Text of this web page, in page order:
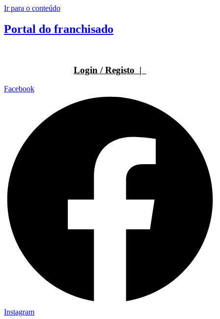
Ir para o conteúdo
Portal do franchisado
Login / Registo |
Facebook
Instagram